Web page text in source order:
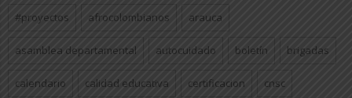
#proyectos afrocolombianos arauca
asamblea departamental autocuidado boletín brigadas
calendario calidad educativa certificacion cnsc